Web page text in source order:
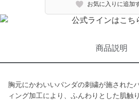
お気に入りに追加
商品説明
胸元にかわいいパンダの刺繍が施された
ィング加工により、ふんわりとした肌触